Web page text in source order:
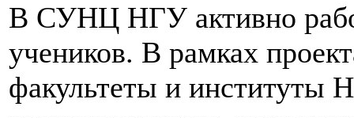
В СУНЦ НГУ активно
учеников. В рамках
факультеты и институты